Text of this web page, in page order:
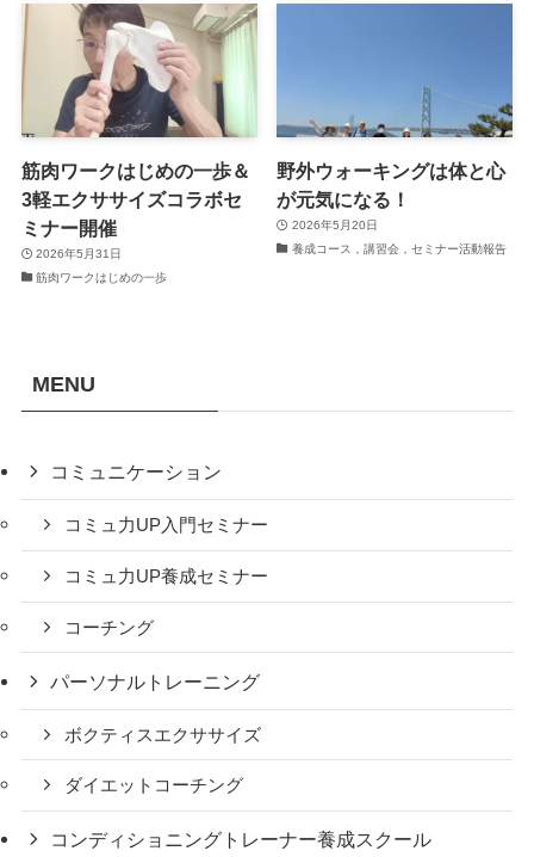
筋肉ワークはじめの一歩＆
3軽エクササイズコラボセ
ミナー開催
2026年5月31日
筋肉ワークはじめの一歩
野外ウォーキングは体と心
が元気になる！
2026年5月20日
養成コース，講習会，セミナー活動報告
MENU
コミュニケーション
コミュ力UP入門セミナー
コミュ力UP養成セミナー
コーチング
パーソナルトレーニング
ボクティスエクササイズ
ダイエットコーチング
コンディショニングトレーナー養成スクール